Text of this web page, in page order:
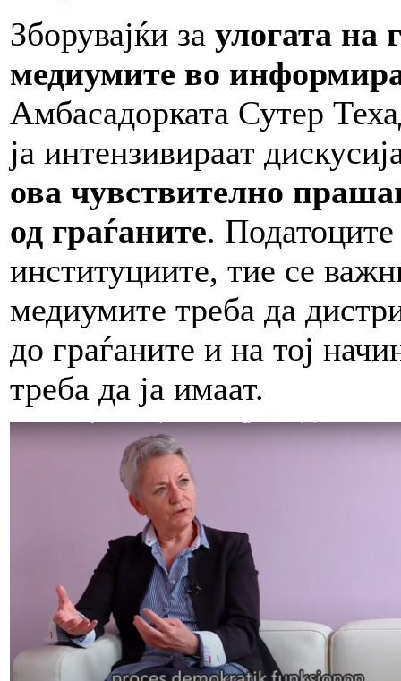
Зборувајќи за улогата на
медиумите во
Амбасадорката Сутер
ја интензивираат
ова чувствително
од граѓаните.
институциите, тие се
медиумите треба да
до граѓаните и на тој
треба да ја имаат.